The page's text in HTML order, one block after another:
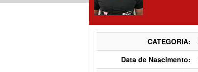
CATEGORIA:
Data de Nascimento: